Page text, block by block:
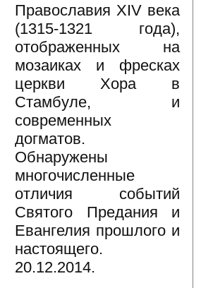
Православия XIV века
(1315-1321 года),
отображенных на
мозаиках и фресках
церкви Хора в
Стамбуле, и
современных
догматов.
Обнаружены
многочисленные
отличия событий
Святого Предания и
Евангелия прошлого и
настоящего.
20.12.2014.